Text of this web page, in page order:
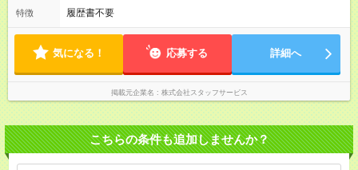
特徴 履歴書不要
気になる！ 応募する 詳細へ
掲載元企業名 株式会社スタッフサービス
こちらの条件も追加しませんか？